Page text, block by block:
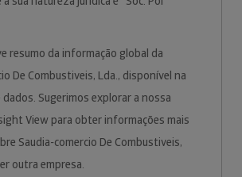
resumo da informação global da
De Combustiveis, Lda., disponível na
dados. Sugerimos explorar a nossa
View para obter informações mais
Saudia-comercio De Combustiveis,
outra empresa.